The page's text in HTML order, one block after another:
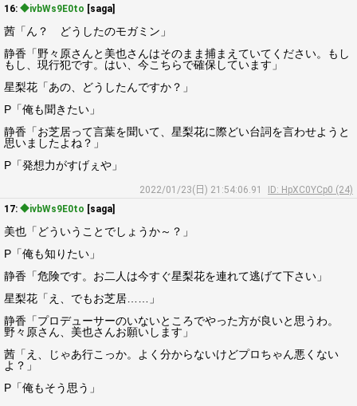
16: ◆ivbWs9E0to [saga]
茜「ん？ どうしたのモガミン」
静香「野々原さんと美也さんはそのまま捕まえていてください。もし
もし、現行犯です。はい、今こちらで確保しています」
星梨花「あの、どうしたんですか？」
P「俺も聞きたい」
静香「お芝居って言葉を聞いて、星梨花に際どい台詞を言わせようと
思いましたよね？」
P「発想力がすげぇや」
2022/01/23(日) 21:54:06.91
ID: HpXC0YCp0 (24)
17: ◆ivbWs9E0to [saga]
美也「どういうことでしょうか～？」
P「俺も知りたい」
静香「危険です。お二人は今すぐ星梨花を連れて逃げて下さい」
星梨花「え、でもお芝居……」
静香「プロデューサーのいないところでやった方が良いと思うわ。
野々原さん、美也さんお願いします」
茜「え、じゃあ行こっか。よく分からないけどプロちゃん悪くない
よ？」
P「俺もそう思う」